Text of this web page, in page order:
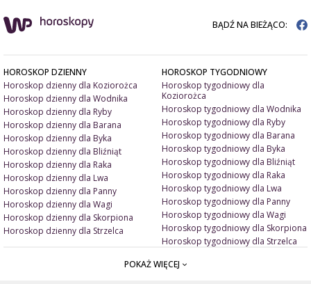
BĄDŹ NA BIEŻĄCO:
HOROSKOP DZIENNY
Horoskop dzienny dla Koziorożca
Horoskop dzienny dla Wodnika
Horoskop dzienny dla Ryby
Horoskop dzienny dla Barana
Horoskop dzienny dla Byka
Horoskop dzienny dla Bliźniąt
Horoskop dzienny dla Raka
Horoskop dzienny dla Lwa
Horoskop dzienny dla Panny
Horoskop dzienny dla Wagi
Horoskop dzienny dla Skorpiona
Horoskop dzienny dla Strzelca
HOROSKOP TYGODNIOWY
Horoskop tygodniowy dla
Koziorożca
Horoskop tygodniowy dla Wodnika
Horoskop tygodniowy dla Ryby
Horoskop tygodniowy dla Barana
Horoskop tygodniowy dla Byka
Horoskop tygodniowy dla Bliźniąt
Horoskop tygodniowy dla Raka
Horoskop tygodniowy dla Lwa
Horoskop tygodniowy dla Panny
Horoskop tygodniowy dla Wagi
Horoskop tygodniowy dla Skorpiona
Horoskop tygodniowy dla Strzelca
ZNAK ZODIAKU A
POKAŻ WIĘCEJ